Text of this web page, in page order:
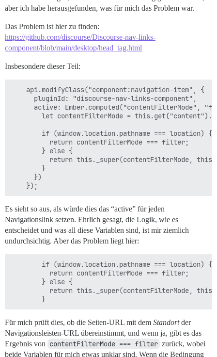
aber ich habe herausgefunden, was für mich das Problem war.
Das Problem ist hier zu finden:
https://github.com/discourse/Discourse-nav-links-
component/blob/main/desktop/head_tag.html
Insbesondere dieser Teil:
    api.modifyClass("component:navigation-item", {
      pluginId: "discourse-nav-links-component",
active: Ember.computed("contentFilterMode",
let contentFilterMode =
        if (window.location.pathname === location) {
          return contentFilterMode === filter;
        } else {
return this._super(contentFilterMode,
        }
      })
Es sieht so aus, als würde dies das “active” für jeden
Navigationslink setzen. Ehrlich gesagt, die Logik, wie es
entscheidet und was all diese Variablen sind, ist mir ziemlich
undurchsichtig. Aber das Problem liegt hier:
        if (window.location.pathname === location) {
          return contentFilterMode === filter;
        } else {
return this._super(contentFilterMode,
Für mich prüft dies, ob die Seiten-URL mit dem Standortder
Navigationsleisten-URL übereinstimmt, und wenn ja, gibt es das
Ergebnis von contentFilterMode === filter zurück, wobei
beide Variablen für mich etwas unklar sind. Wenn die Bedingung